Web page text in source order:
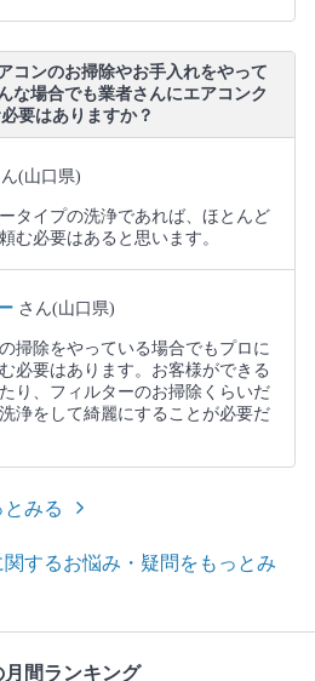
コンのお掃除やお手入れをやって
な場合でも業者さんにエアコンク
要はありますか？
ん(山口県)
タイプの洗浄であれば、ほとんど
む必要はあると思います。
さん(山口県)
掃除をやっている場合でもプロに
必要はあります。お客様ができる
り、フィルターのお掃除くらいだ
浄をして綺麗にすることが必要だ
みる
するお悩み・疑問をもっとみ
間ランキング